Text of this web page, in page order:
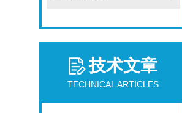
技术文章
TECHNICAL ARTICLES